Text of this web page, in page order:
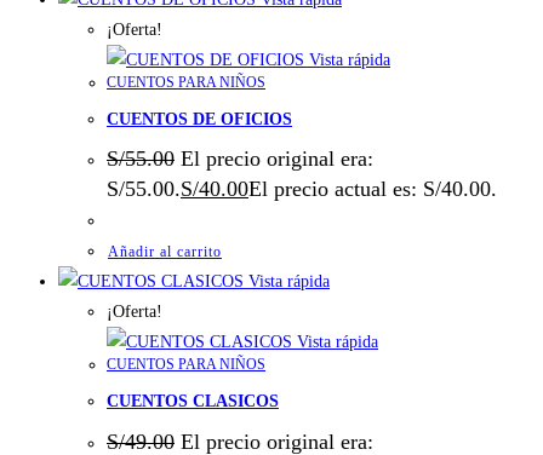
¡Oferta!
Vista rápida
CUENTOS PARA NIÑOS
CUENTOS DE OFICIOS
S/55.00 El precio original era:
S/55.00.S/40.00El precio actual es: S/40.00.
Añadir al carrito
Vista rápida
¡Oferta!
Vista rápida
CUENTOS PARA NIÑOS
CUENTOS CLASICOS
S/49.00 El precio original era: